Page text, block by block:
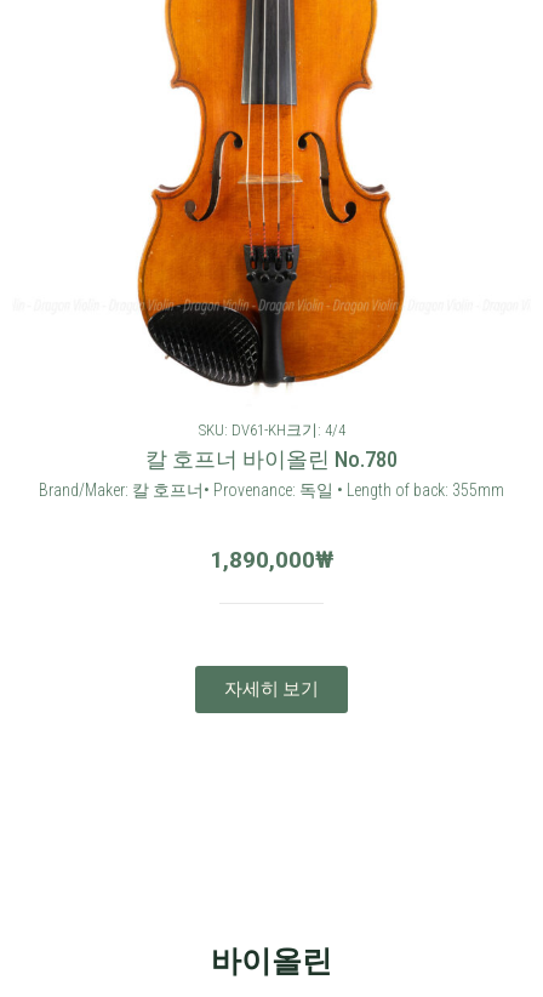
SKU: DV61-KH크기: 4/4
칼 호프너 바이올린 No.780
Brand/Maker: 칼 호프너• Provenance: 독일 • Length of back: 355mm
1,890,000₩
자세히 보기
바이올린